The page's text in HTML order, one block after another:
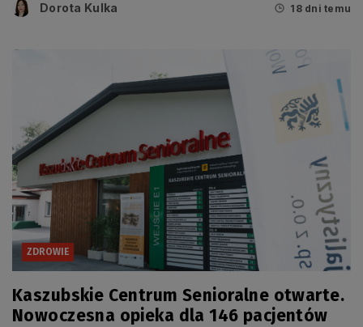
Dorota Kulka 18 dni temu
ZDROWIE
Kaszubskie Centrum Senioralne otwarte.
Nowoczesna opieka dla 146 pacjentów